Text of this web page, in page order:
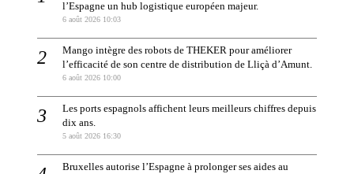
l’Espagne un hub logistique européen majeur.
6 août 2026 10:03
Mango intègre des robots de THEKER pour améliorer
l’efficacité de son centre de distribution de Lliçà d’Amunt.
6 août 2026 10:00
Les ports espagnols affichent leurs meilleurs chiffres depuis
dix ans.
5 août 2026 16:30
Bruxelles autorise l’Espagne à prolonger ses aides au